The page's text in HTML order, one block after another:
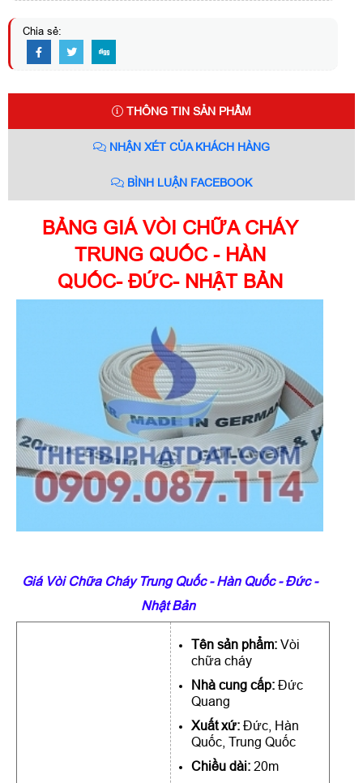
Chia sẻ:
THÔNG TIN SẢN PHẨM
NHẬN XÉT CỦA KHÁCH HÀNG
BÌNH LUẬN FACEBOOK
BẢNG GIÁ VÒI CHỮA CHÁY
TRUNG QUỐC - HÀN
QUỐC- ĐỨC- NHẬT BẢN
Giá Vòi Chữa Cháy Trung Quốc - Hàn Quốc - Đức -
Nhật Bản
Tên sản phẩm: Vòi
chữa cháy
Nhà cung cấp: Đức
Quang
Xuất xứ: Đức, Hàn
Quốc, Trung Quốc
Chiều dài: 20m